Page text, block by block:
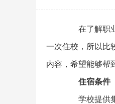
在了解职业
一次住校，所以比
内容，希望能够帮
住宿条件
学校提供集